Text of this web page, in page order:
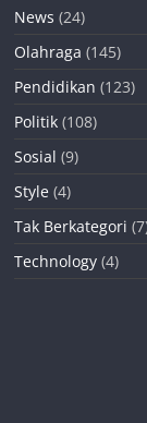
News (24)
Olahraga (145)
Pendidikan (123)
Politik (108)
Sosial (9)
Style (4)
Tak Berkategori
Technology (4)